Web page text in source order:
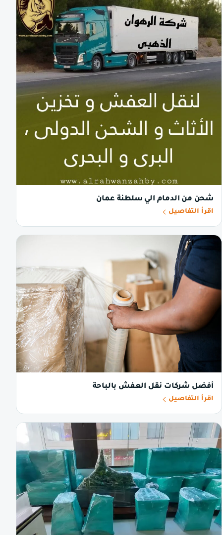
شحن من الدمام الي سلطنة عمان
اقرأ التفاصيل
أفضل شركات نقل العفش بالباحة
اقرأ التفاصيل